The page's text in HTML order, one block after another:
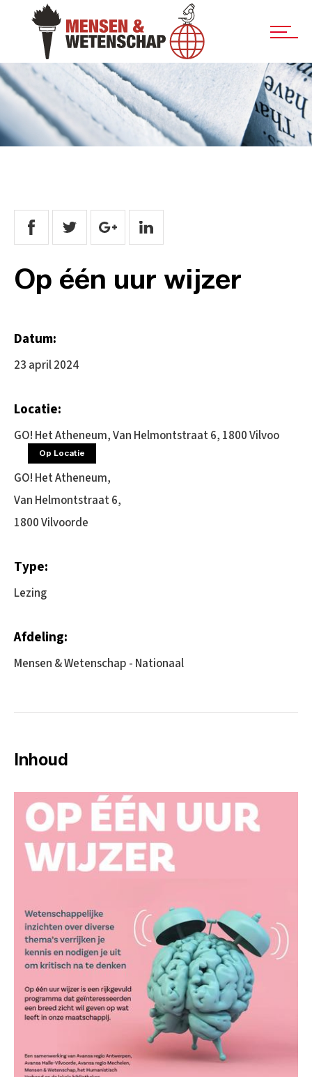
Op één uur wijzer
Datum:
23 april 2024
Locatie:
GO! Het Atheneum, Van Helmontstraat 6, 1800 Vilvoo
Op Locatie
GO! Het Atheneum,
Van Helmontstraat 6,
1800 Vilvoorde
Type:
Lezing
Afdeling:
Mensen & Wetenschap - Nationaal
Inhoud